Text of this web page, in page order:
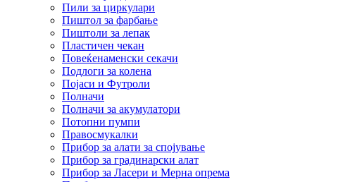
Пили за циркулари
Пиштол за фарбање
Пиштоли за лепак
Пластичен чекан
Повеќенаменски секачи
Подлоги за колена
Појаси и Футроли
Полначи
Полначи за акумулатори
Потопни пумпи
Правосмукалки
Прибор за алати за спојување
Прибор за градинарски алат
Прибор за Ласери и Мерна опрема